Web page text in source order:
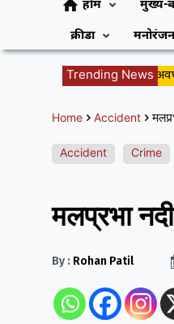
होम मुख्य-
क्रीडा
मनोरंजन
Trending News
स्वागतासाठी अवघे
Home Accident
Accident Crime
मलप्रभा
By : Rohan Patil